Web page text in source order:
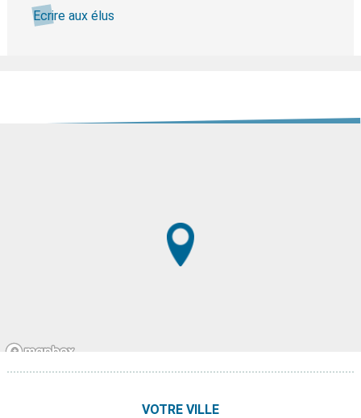
Ecrire aux élus
VOTRE VILLE